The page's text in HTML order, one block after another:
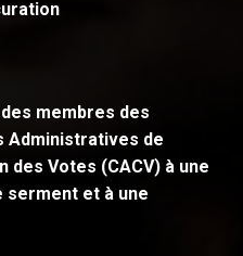
membres des
Administratives de
des Votes (CACV) à une
serment et à une